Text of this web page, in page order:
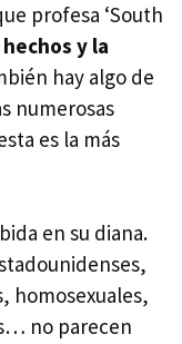
profesa ‘South
y la
hay algo de
numerosas
es la más
en su diana.
homosexuales,
no parecen